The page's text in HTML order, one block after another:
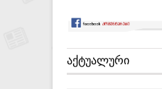
ᲐᲥᲢᲣᲐᲚᲣᲠᲘ